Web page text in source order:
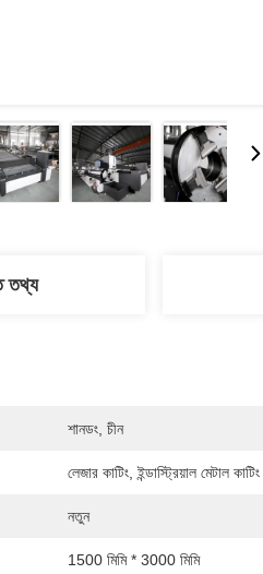
তথ্য
শানডং, চীন
লেজার কাটিং, ইন্ডাস্ট্রিয়াল মেটাল কাটিং
নতুন
1500 মিমি * 3000 মিমি